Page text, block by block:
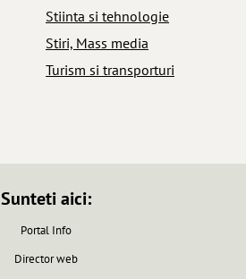
Stiinta si tehnologie
Stiri, Mass media
Turism si transporturi
Sunteti aici:
Portal Info
Director web